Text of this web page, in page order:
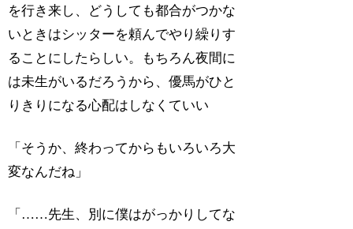
を行き来し、どうしても都合がつかな
いときはシッターを頼んでやり繰りす
ることにしたらしい。もちろん夜間に
は未生がいるだろうから、優馬がひと
りきりになる心配はしなくていい
「そうか、終わってからもいろいろ大
変なんだね」
「……先生、別に僕はがっかりしてな